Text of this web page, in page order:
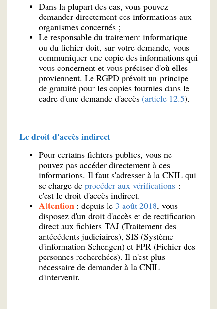
Dans la plupart des cas, vous pouvez
demander directement ces informations aux
organismes concernés ;
Le responsable du traitement informatique
ou du fichier doit, sur votre demande, vous
communiquer une copie des informations qui
vous concernent et vous préciser d'où elles
proviennent. Le RGPD prévoit un principe
de gratuité pour les copies fournies dans le
cadre d'une demande d'accès (article 12.5).
Le droit d'accès indirect
Pour certains fichiers publics, vous ne
pouvez pas accéder directement à ces
informations. Il faut s'adresser à la CNIL qui
se charge de procéder aux vérifications :
c'est le droit d'accès indirect.
Attention : depuis le 3 août 2018, vous
disposez d'un droit d'accès et de rectification
direct aux fichiers TAJ (Traitement des
antécédents judiciaires), SIS (Système
d'information Schengen) et FPR (Fichier des
personnes recherchées). Il n'est plus
nécessaire de demander à la CNIL
d'intervenir.